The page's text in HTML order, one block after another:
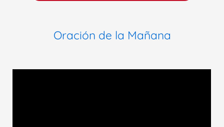
r
Oración de la Mañana